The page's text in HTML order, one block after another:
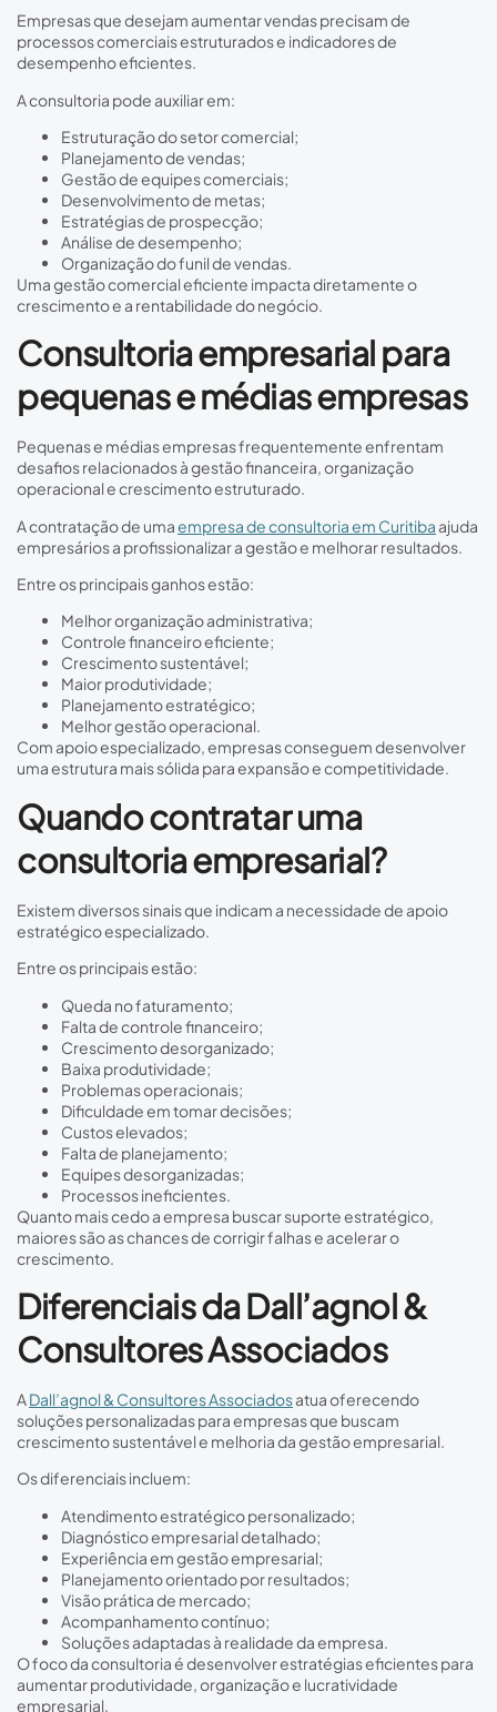
Empresas que desejam aumentar vendas precisam de
processos comerciais estruturados e indicadores de
desempenho eficientes.
A consultoria pode auxiliar em:
Estruturação do setor comercial;
Planejamento de vendas;
Gestão de equipes comerciais;
Desenvolvimento de metas;
Estratégias de prospecção;
Análise de desempenho;
Organização do funil de vendas.
Uma gestão comercial eficiente impacta diretamente o
crescimento e a rentabilidade do negócio.
Consultoria empresarial para
pequenas e médias empresas
Pequenas e médias empresas frequentemente enfrentam
desafios relacionados à gestão financeira, organização
operacional e crescimento estruturado.
A contratação de umaempresa de consultoria em Curitibaajuda
empresários a profissionalizar a gestão e melhorar resultados.
Entre os principais ganhos estão:
Melhor organização administrativa;
Controle financeiro eficiente;
Crescimento sustentável;
Maior produtividade;
Planejamento estratégico;
Melhor gestão operacional.
Com apoio especializado, empresas conseguem desenvolver
uma estrutura mais sólida para expansão e competitividade.
Quando contratar uma
consultoria empresarial?
Existem diversos sinais que indicam a necessidade de apoio
estratégico especializado.
Entre os principais estão:
Queda no faturamento;
Falta de controle financeiro;
Crescimento desorganizado;
Baixa produtividade;
Problemas operacionais;
Dificuldade em tomar decisões;
Custos elevados;
Falta de planejamento;
Equipes desorganizadas;
Processos ineficientes.
Quanto mais cedo a empresa buscar suporte estratégico,
maiores são as chances de corrigir falhas e acelerar o
crescimento.
Diferenciais da Dall’agnol &
Consultores Associados
ADall’agnol & Consultores Associadosatua oferecendo
soluções personalizadas para empresas que buscam
crescimento sustentável e melhoria da gestão empresarial.
Os diferenciais incluem:
Atendimento estratégico personalizado;
Diagnóstico empresarial detalhado;
Experiência em gestão empresarial;
Planejamento orientado por resultados;
Visão prática de mercado;
Acompanhamento contínuo;
Soluções adaptadas à realidade da empresa.
O foco da consultoria é desenvolver estratégias eficientes para
aumentar produtividade, organização e lucratividade
empresarial.